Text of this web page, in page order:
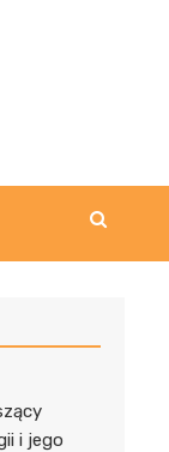
i jego